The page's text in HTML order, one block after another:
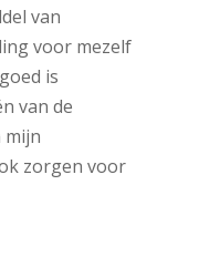
van
voor mezelf
is
van de
mijn
zorgen voor